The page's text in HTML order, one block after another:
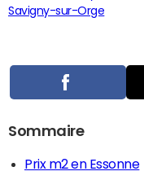
Savigny-sur-Orge
Sommaire
Prix m2 en Essonne